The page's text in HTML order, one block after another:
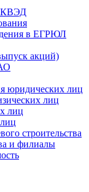
в ЕГРЮЛ
акций)
юридических лиц
лиц
лиц
строительства
и филиалы